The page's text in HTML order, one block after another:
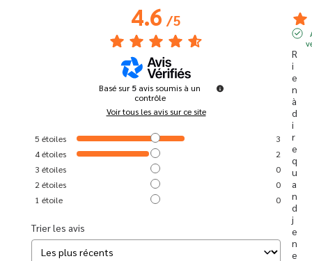
4.6/5
Basé sur5 avis soumis à un
contrôle
Voir tous les avis sur ce site
5 étoiles
3
4étoiles
2
3 étoiles
0
2 étoiles
0
1 étoile 0
Trier les avis
R
i
e
n
à
d
i
r
e
q
u
a
n
d
j
e
n
e